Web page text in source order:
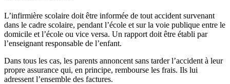
L’infirmière scolaire doit être informée de tout accident survenant
dans le cadre scolaire, pendant l’école et sur la voie publique entre le
domicile et l’école ou vice versa. Un rapport doit être établi par
l’enseignant responsable de l’enfant.
Dans tous les cas, les parents annoncent sans tarder l’accident à leur
propre assurance qui, en principe, rembourse les frais. Ils lui
adressent l’ensemble des factures.